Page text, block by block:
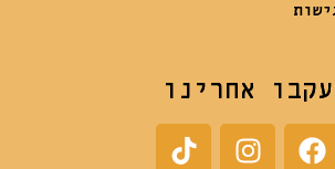
עקבו אחרינו